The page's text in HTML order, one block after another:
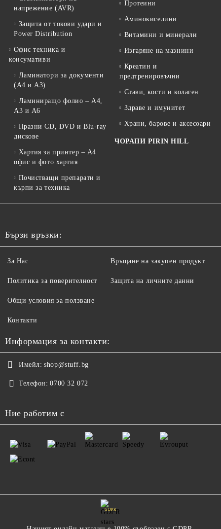
напрежение (AVR)
Защита от токови удари и
Power Distribution
Офис техника и
консумативи
Ламинатори за документи
(A4 и A3)
Ламиниращо фолио – A4,
A3 и A6
Празни CD, DVD и Blu-ray
дискове
Хартия за принтер – A4
офис и фото хартия
Почистващи препарати и
кърпи за техника
Протеини
Аминокиселини
Витамини и минерали
Изгаряне на мазнини
Креатин и
предтренировъчни
Стави, кости и колаген
Здраве и имунитет
Храни, барове и аксесоари
ЧОРАПИ PIRIN HILL
Бързи връзки:
За Нас
Политика за поверителност
Общи условия за ползване
Контакти
Връщане на закупен продукт
Защита на личните данни
Информация за контакти:
Имейл: shop@stuff.bg
Телефон: 0700 32 072
Ние работим с
GDPR